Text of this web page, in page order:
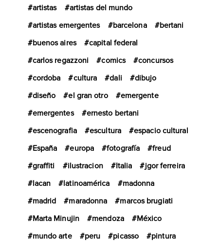
artistas
artistas del mundo
artistas emergentes
barcelona
bertani
buenos aires
capital federal
carlos regazzoni
comics
concursos
cordoba
cultura dali
dibujo
diseño
el gran otro
emergente
emergentes
ernesto bertani
escenografia
escultura
espacio cultural
España
europa fotografía
freud
graffiti
ilustracion Italia
jgor ferreira
lacan
latinoamérica
madonna
madrid
maradonna
marcos brugiati
Marta Minujin
mendoza
México
mundo arte
peru picasso
pintura